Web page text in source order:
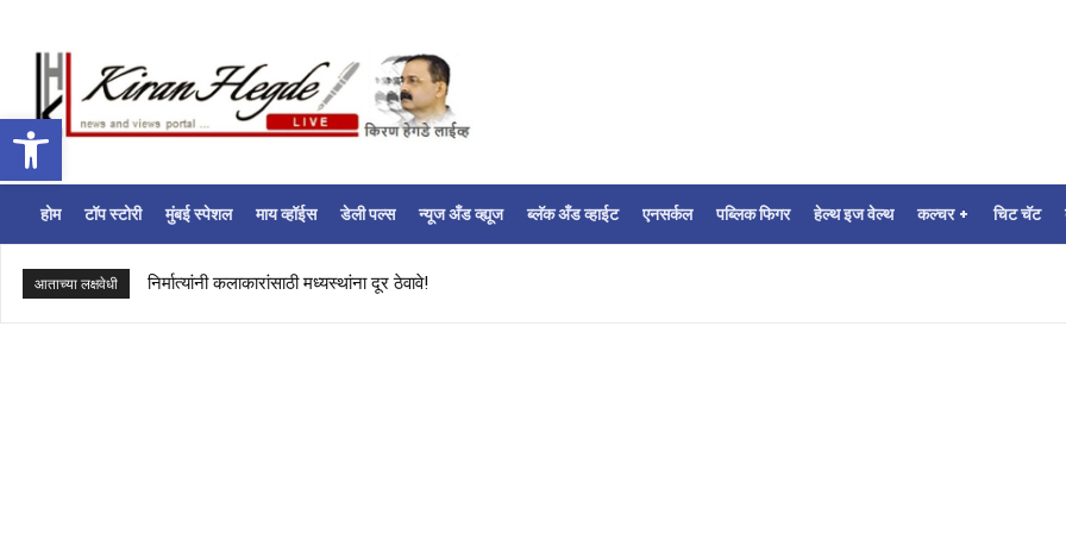
Open toolbar
होम टॉप स्टोरी मुंबई स्पेशल माय व्हॉईस डेली पल्स न्यूज अँड व्ह्यूज ब्लॅक अँड व्हाईट एनसर्कल पब्लिक फिगर हेल्थ इज वेल्थ कल्चर + चिट चॅट
आताच्या लक्षवेधी निर्मात्यांनी कलाकारांसाठी मध्यस्थांना दूर ठेवावे!